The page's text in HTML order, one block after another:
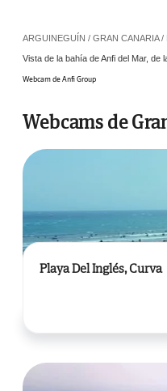
ARGUINEGUÍN / GRAN CANARIA /
Vista de la bahía de Anfi del Mar, de
Webcam deAnfi Group
Webcams de
Playa Del Inglés, Curva